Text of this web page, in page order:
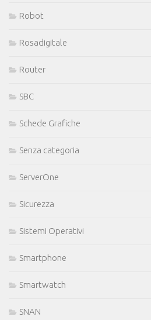
Robot
Rosadigitale
Router
SBC
Schede Grafiche
Senza categoria
ServerOne
Sicurezza
Sistemi Operativi
Smartphone
Smartwatch
SNAN